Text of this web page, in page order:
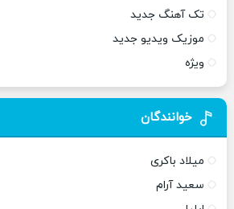
تک آهنگ جدید
موزیک ویدیو جدید
ویژه
خوانندگان
میلاد باکری
سعید آرام